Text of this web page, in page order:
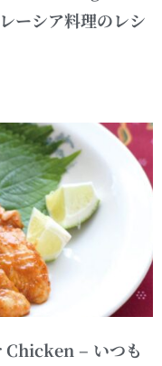
ーシア料理のレシ
Chicken – いつも